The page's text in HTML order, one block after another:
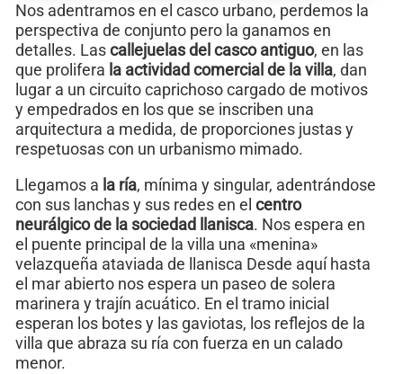
Nos adentramos en el casco urbano, perdemos la
perspectiva de conjunto pero la ganamos en
detalles. Lascallejuelas del casco antiguo, en las
que prolifera la actividad comercial de la villa, dan
lugar a un circuito caprichoso cargado de motivos
y empedrados en los que se inscriben una
arquitectura a medida, de proporciones justas y
respetuosas con un urbanismo mimado.
Llegamos a la ría, mínima y singular, adentrándose
con sus lanchas y sus redes en el centro
neurálgico de la sociedad llanisca. Nos espera en
el puente principal de la villa una «menina»
velazqueña ataviada de llanisca Desde aquí hasta
el mar abierto nos espera un paseo de solera
marinera y trajín acuático. En el tramo inicial
esperan los botes y las gaviotas, los reflejos de la
villa que abraza su ría con fuerza en un calado
menor.